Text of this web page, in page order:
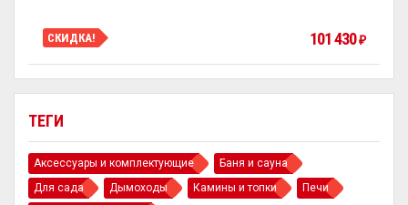
ТЕГИ
Аксессуары и комплектующие
Баня и сауна
Для сада
Дымоходы Камины и топки
Печи
СКИДКА! 101 430 ₽